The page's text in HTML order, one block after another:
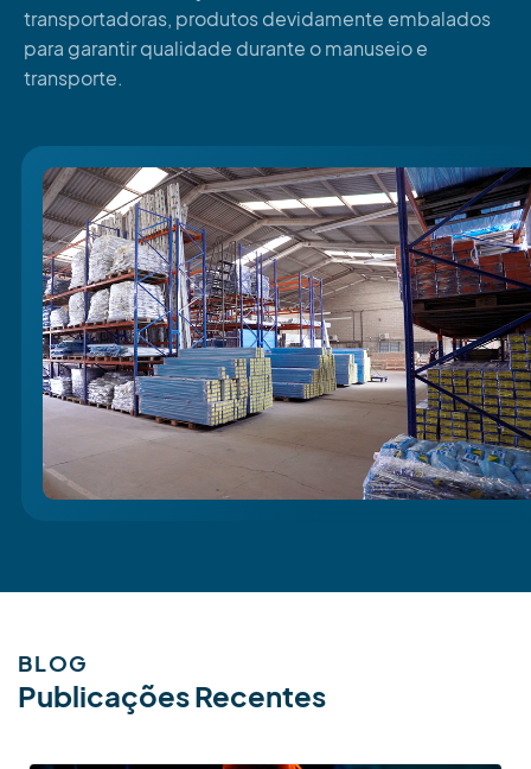
transportadoras, produtos devidamente embalados
para garantir qualidade durante o manuseio e
transporte.
BLOG
Publicações Recentes